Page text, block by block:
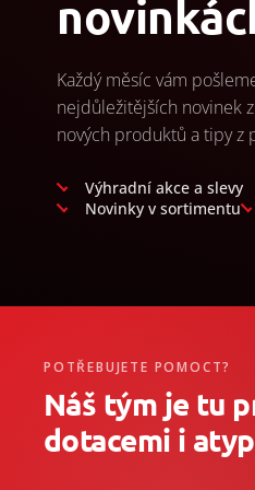
Každý měsíc vám
nejdůležitějších novinek
nových produktů a tipy z
Výhradní akce a slevy
Novinky v sortimentu
POTŘEBUJETE POMOCT?
Náš tým je tu
dotacemi i